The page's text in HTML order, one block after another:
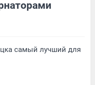
самый лучший для